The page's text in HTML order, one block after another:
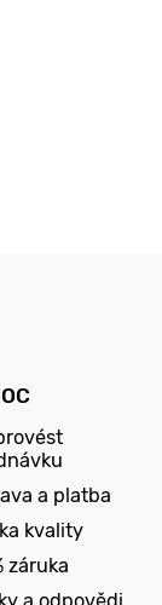
a platba
kvality
záruka